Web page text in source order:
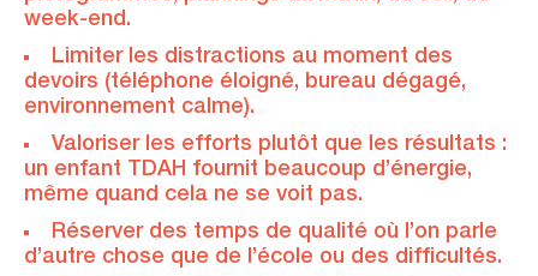
week-end.
Limiter les distractions au moment des
devoirs (téléphone éloigné, bureau dégagé,
environnement calme).
Valoriser les efforts plutôt que les résultats :
un enfant TDAH fournit beaucoup d’énergie,
même quand cela ne se voit pas.
Réserver des temps de qualité où l’on parle
d’autre chose que de l’école ou des difficultés.